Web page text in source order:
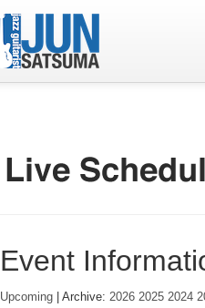
Discography
Photo
Contact
Event
Upcoming | Archive: 2026 2025 2024